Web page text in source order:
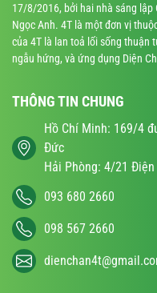
17/8/2016, bởi hai nhà sáng lập
Ngọc Anh. 4T là một đơn vị
của 4T là lan toả lối sống thuận
ngẫu hứng, và ứng dụng Diện
THÔNG TIN CHUNG
Hồ Chí Minh: 169/4
Đức
Hải Phòng: 4/21 Điện
093 680 2660
098 567 2660